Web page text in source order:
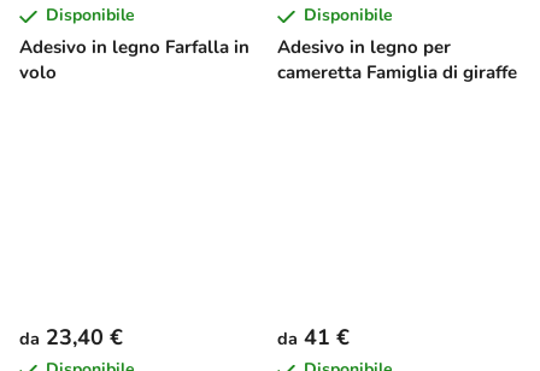
Adesivo in legno Farfalla in
volo
Disponibile
Adesivo in legno per
cameretta Famiglia di giraffe
Disponibile
da 23,40 € da 41 €